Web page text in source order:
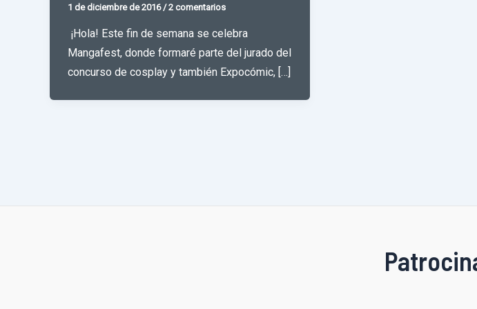
1 de diciembre de 2016 /2 comentarios
¡Hola! Este fin de semana se celebra
Mangafest, donde formaré parte del jurado del
concurso de cosplay y también Expocómic, […]